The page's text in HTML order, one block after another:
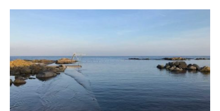
Bornholm
29. OKTOBER 2018